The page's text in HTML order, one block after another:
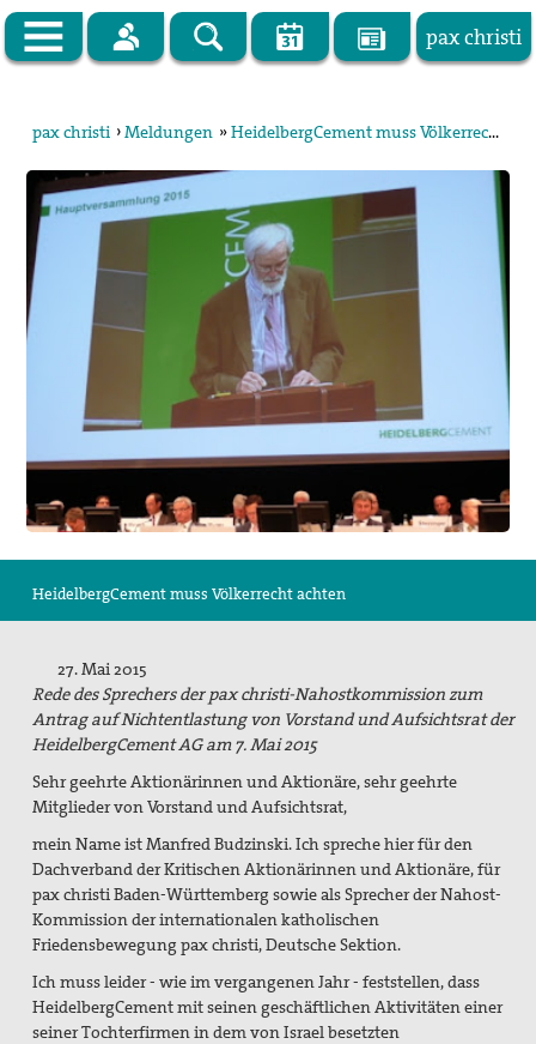
pax christi
Vor Ort
Themen
Kampagnen
Publikationen
Facebook
Kontakt
Impressum
Suche
pax christi ›Meldungen »HeidelbergCement muss Völkerrecht achten
HeidelbergCement muss Völkerrecht achten
27. Mai 2015
Rede des Sprechers der pax christi-Nahostkommission zum
Antrag auf Nichtentlastung von Vorstand und Aufsichtsrat der
HeidelbergCement AG am 7. Mai 2015
Sehr geehrte Aktionärinnen und Aktionäre, sehr geehrte
Mitglieder von Vorstand und Aufsichtsrat,
mein Name ist Manfred Budzinski. Ich spreche hier für den
Dachverband der Kritischen Aktionärinnen und Aktionäre, für
pax christi Baden-Württemberg sowie als Sprecher der Nahost-
Kommission der internationalen katholischen
Friedensbewegung pax christi, Deutsche Sektion.
Ich muss leider - wie im vergangenen Jahr - feststellen, dass
HeidelbergCement mit seinen geschäftlichen Aktivitäten einer
seiner Tochterfirmen in dem von Israel besetzten